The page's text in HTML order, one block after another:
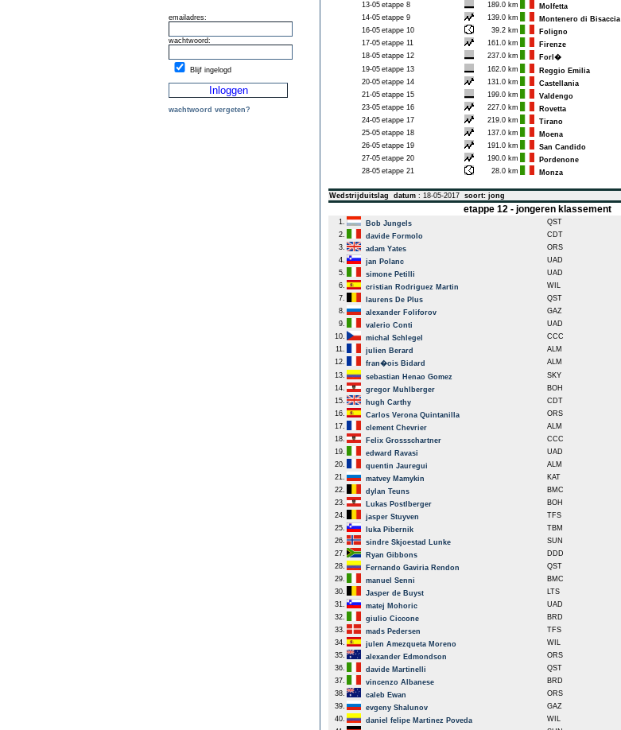
emailadres:
wachtwoord:
Blijf ingelogd
wachtwoord vergeten?
13-05 etappe 8 189.0 km Molfetta
14-05 etappe 9 139.0 km Montenero di Bisaccia
16-05 etappe 10 39.2 km Foligno
17-05 etappe 11 161.0 km Firenze
18-05 etappe 12 237.0 km Forl�
19-05 etappe 13 162.0 km Reggio Emilia
20-05 etappe 14 131.0 km Castellania
21-05 etappe 15 199.0 km Valdengo
23-05 etappe 16 227.0 km Rovetta
24-05 etappe 17 219.0 km Tirano
25-05 etappe 18 137.0 km Moena
26-05 etappe 19 191.0 km San Candido
27-05 etappe 20 190.0 km Pordenone
28-05 etappe 21 28.0 km Monza
Wedstrijduitslag datum : 18-05-2017 soort: jong
etappe 12 - jongeren klassement
1. Bob Jungels QST
2.
davide Formolo CDT
3.
adam Yates ORS
4.
jan Polanc UAD
5.
simone Petilli UAD
6.
cristian Rodriguez Martin WIL
7.
laurens De Plus QST
8.
alexander Foliforov GAZ
9.
valerio Conti UAD
10.
michal Schlegel CCC
11.
julien Berard ALM
12.
fran�ois Bidard ALM
13.
sebastian Henao Gomez SKY
14.
gregor Muhlberger BOH
15.
hugh Carthy CDT
16.
Carlos Verona Quintanilla ORS
17.
clement Chevrier ALM
18.
Felix Grossschartner CCC
19.
edward Ravasi UAD
20.
quentin Jauregui ALM
21.
matvey Mamykin KAT
22.
dylan Teuns BMC
23.
Lukas Postlberger BOH
24.
jasper Stuyven TFS
25.
luka Pibernik TBM
26.
sindre Skjoestad Lunke SUN
27.
Ryan Gibbons DDD
28.
Fernando Gaviria Rendon QST
29.
manuel Senni BMC
30.
Jasper de Buyst LTS
31.
matej Mohoric UAD
32.
giulio Ciccone BRD
33.
mads Pedersen TFS
34.
julen Amezqueta Moreno WIL
35.
alexander Edmondson ORS
36.
davide Martinelli QST
37.
vincenzo Albanese BRD
38.
caleb Ewan ORS
39.
evgeny Shalunov GAZ
40.
daniel felipe Martinez Poveda WIL